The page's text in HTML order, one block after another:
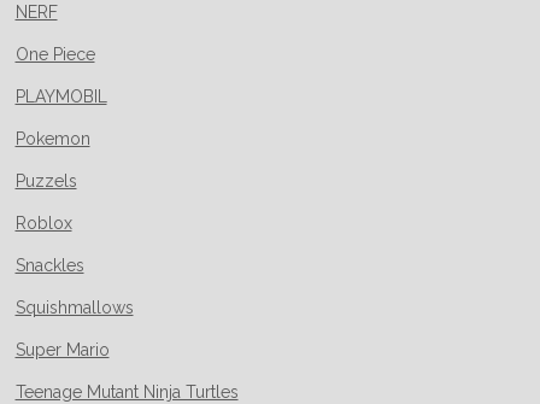
NERF
One Piece
PLAYMOBIL
Pokemon
Puzzels
Roblox
Snackles
Squishmallows
Super Mario
Teenage Mutant Ninja Turtles